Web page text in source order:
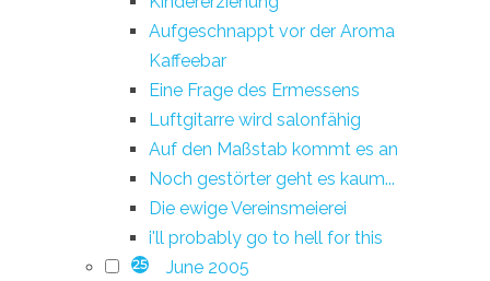
Aufgeschnappt vor der Aroma
Kaffeebar
Eine Frage des Ermessens
Luftgitarre wird salonfähig
Auf den Maßstab kommt es an
Noch gestörter geht es kaum...
Die ewige Vereinsmeierei
i'll probably go to hell for this
25 June 2005